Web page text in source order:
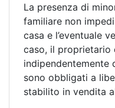
La presenza di
familiare non
casa e l’eventuale
caso, il proprietario
indipendentemente
sono obbligati a
stabilito in vendita